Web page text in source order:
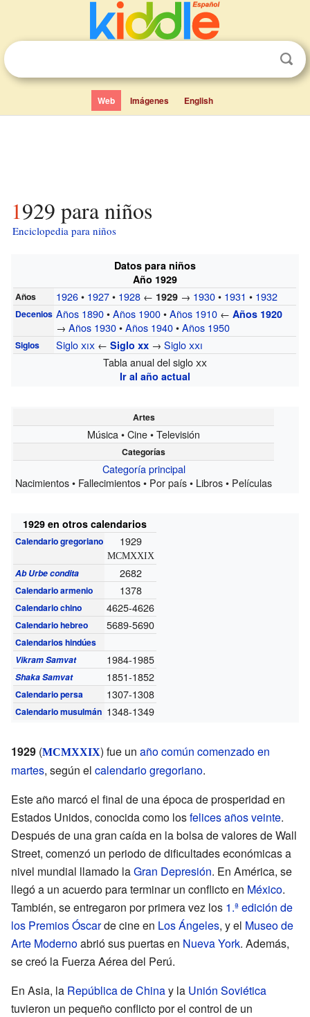
Web Imágenes English
1929 para niños
Enciclopedia para niños
Datos para niños
Año 1929
Años 1926• 1927• 1928 ← 1929 → 1930• 1931 • 1932
Decenios Años 1890•Años 1900•Años 1910 ←Años 1920
→Años 1930•Años 1940•Años 1950
Siglos Sigloxix ←Sigloxx →Sigloxxi
Tabla anual del sigloxx
Ir al año actual
Artes
Música • Cine • Televisión
Categorías
Categoría principal
Nacimientos • Fallecimientos • Por país • Libros • Películas
1929 en otros calendarios
Calendario gregoriano 1929
MCMXXIX
Ab Urbe condita 2682
Calendario armenio 1378
Calendario chino 4625-4626
Calendario hebreo 5689-5690
Calendarios hindúes
Vikram Samvat
1984-1985
Shaka Samvat 1851-1852
Calendario persa 1307-1308
Calendario musulmán 1348-1349
1929 (MCMXXIX) fue un año común comenzado en
martes, según el calendario gregoriano.
Este año marcó el final de una época de prosperidad en
Estados Unidos, conocida como losfelices años veinte.
Después de una gran caída en la bolsa de valores de Wall
Street, comenzó un periodo de dificultades económicas a
nivel mundial llamado laGran Depresión. En América, se
llegó a un acuerdo para terminar un conflicto en México.
También, se entregaron por primera vez los 1.ª edición de
los Premios Óscarde cine en Los Ángeles, y el Museo de
Arte Modernoabrió sus puertas en Nueva York. Además,
se creó la Fuerza Aérea del Perú.
En Asia, la República de Chinay la Unión Soviética
tuvieron un pequeño conflicto por el control de un